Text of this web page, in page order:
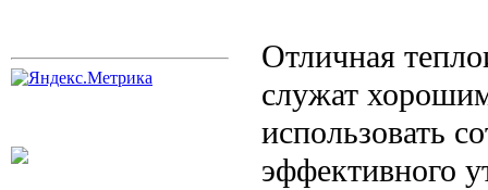
Отличная
служат
использовать
эффективного